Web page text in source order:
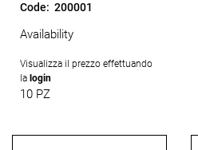
Code: 200001
Availability
Visualizza il prezzo effettuando
la login
10 PZ